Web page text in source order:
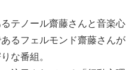
テノール齋藤さんと音楽心
るフェルモンド齋藤さんが
な番組。